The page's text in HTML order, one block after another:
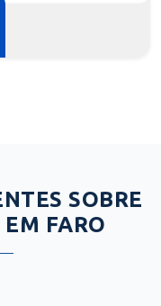
SOBRE
FARO